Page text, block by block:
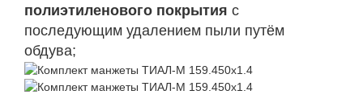
полиэтиленового покрытия с
последующим удалением пыли путём
обдува;